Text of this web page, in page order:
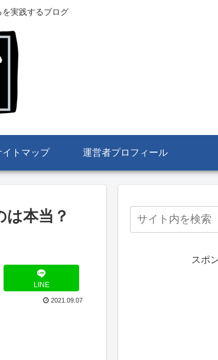
実践するブログ
イトマップ 運営者プロフィール
は本当？
LINE
2021.09.07
スポ